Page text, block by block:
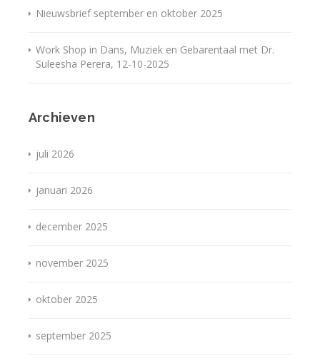
Nieuwsbrief september en oktober 2025
Work Shop in Dans, Muziek en Gebarentaal met Dr.
Suleesha Perera, 12-10-2025
Archieven
juli 2026
januari 2026
december 2025
november 2025
oktober 2025
september 2025